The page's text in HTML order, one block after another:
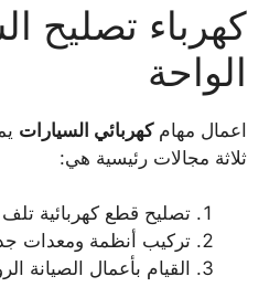
كهرباء تصليح
الواحة
اعمال مهامكهربائي السيارات
ثلاثة مجالات رئيسية هي:
تصليح قطع كهربائية
تركيب أنظمة ومعدات
القيام بأعمال الصيانة